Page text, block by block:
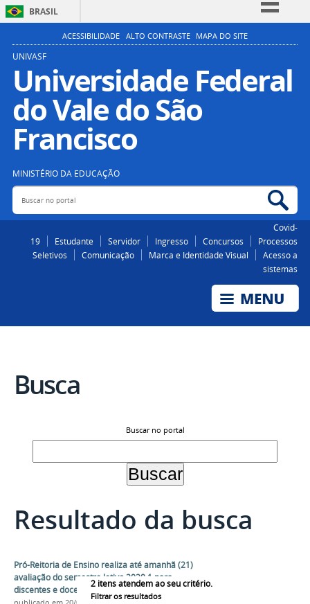
BRASIL
Simplifique!
Participe
Acesso à informação
Legislação
ACESSIBILIDADE ALTO CONTRASTE MAPA DO SITE
UNIVASF
Universidade Federal
do Vale do São
Francisco
MINISTÉRIO DA EDUCAÇÃO
Buscar no portal
Covid-
19
Estudante Servidor Ingresso Concursos
Processos
Seletivos
Comunicação Marca e Identidade Visual
Acesso a
sistemas
Busca
Buscar no portal
Resultado da busca
2 itens atendem ao seu critério.
Filtrar os resultados
Pró-Reitoria de Ensino realiza até amanhã (21)
avaliação do semestre letivo 2020.1 para
discentes e docentes